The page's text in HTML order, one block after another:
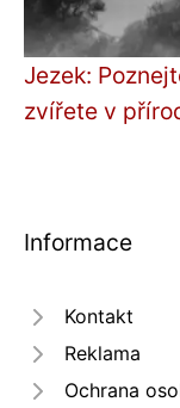
Jezek:
zvířete v
Informace
Kontakt
Reklama
Ochrana